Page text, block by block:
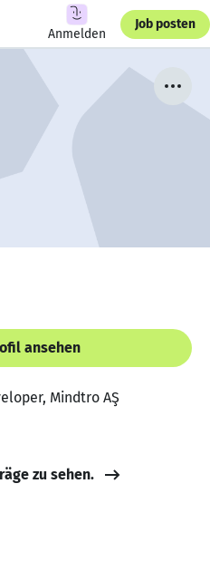
Anmelden
Job posten
ansehen
Mindtro AŞ
zu sehen.